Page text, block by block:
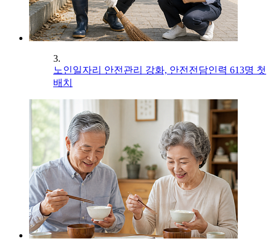
3.
노인일자리 안전관리 강화, 안전전담인력 613명 첫
배치